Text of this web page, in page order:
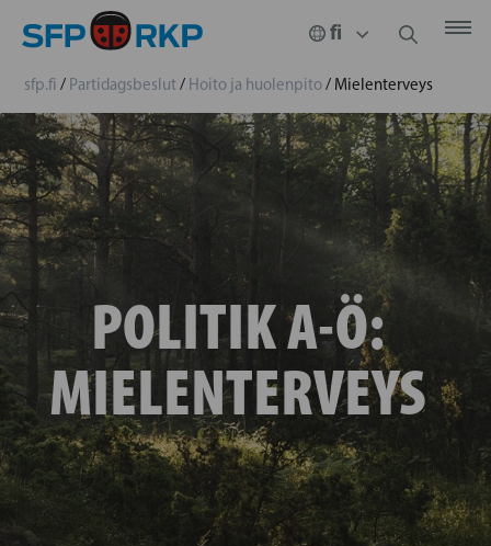
sfp.fi / Partidagsbeslut/ Hoito ja huolenpito/ Mielenterveys
POLITIK A-Ö:
MIELENTERVEYS